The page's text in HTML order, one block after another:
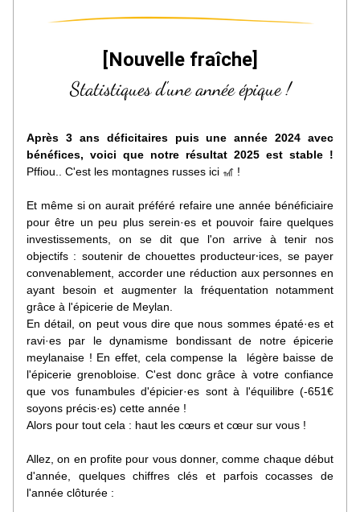
[Nouvelle fraîche]
Statistiques d'une année épique !
Après 3 ans déficitaires puis une année 2024 avec
bénéfices, voici que notre résultat 2025 est stable !
Pffiou.. C'est les montagnes russes ici 🎢 !
Et même si on aurait préféré refaire une année bénéficiaire
pour être un peu plus serein·es et pouvoir faire quelques
investissements, on se dit que l'on arrive à tenir nos
objectifs : soutenir de chouettes producteur⸱ices, se payer
convenablement, accorder une réduction aux personnes en
ayant besoin et augmenter la fréquentation notamment
grâce à l'épicerie de Meylan.
En détail, on peut vous dire que nous sommes épaté·es et
ravi·es par le dynamisme bondissant de notre épicerie
meylanaise ! En effet, cela compense la  légère baisse de
l'épicerie grenobloise. C'est donc grâce à votre confiance
que vos funambules d'épicier·es sont à l'équilibre (-651€
soyons précis·es) cette année !
Alors pour tout cela : haut les cœurs et cœur sur vous !
Allez, on en profite pour vous donner, comme chaque début
d'année, quelques chiffres clés et parfois cocasses de
l'année clôturée :